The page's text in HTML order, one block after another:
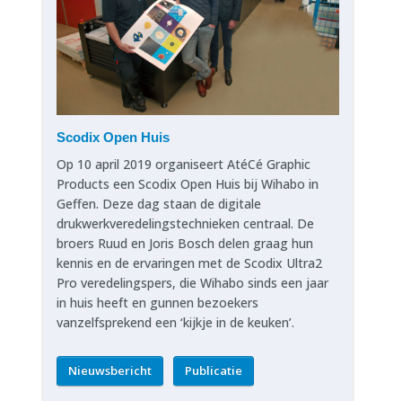
Scodix Open Huis
Op 10 april 2019 organiseert AtéCé Graphic
Products een Scodix Open Huis bij Wihabo in
Geffen. Deze dag staan de digitale
drukwerkveredelingstechnieken centraal. De
broers Ruud en Joris Bosch delen graag hun
kennis en de ervaringen met de Scodix Ultra2
Pro veredelingspers, die Wihabo sinds een jaar
in huis heeft en gunnen bezoekers
vanzelfsprekend een ‘kijkje in de keuken’.
Nieuwsbericht Publicatie